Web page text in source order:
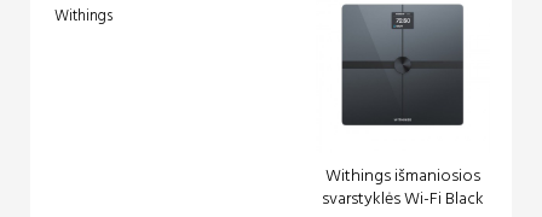
Withings išmaniosios
svarstyklės Wi-Fi Black
Withings